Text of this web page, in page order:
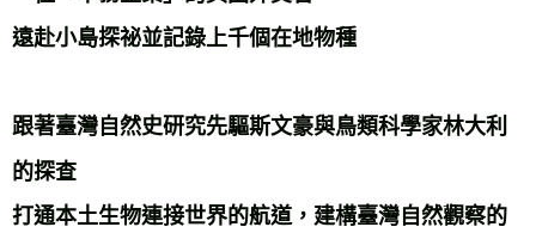
海外叢書運費
數位商品海外免運 查看運費
遠赴小島探祕並記錄上千個在地物種
跟著臺灣自然史研究先驅斯文豪與鳥類科學家林大利
的探查
打通本土生物連接世界的航道，建構臺灣自然觀察的